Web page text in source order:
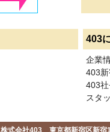
403
企業
403
403
スタ
株式会社403 東京都新宿区新